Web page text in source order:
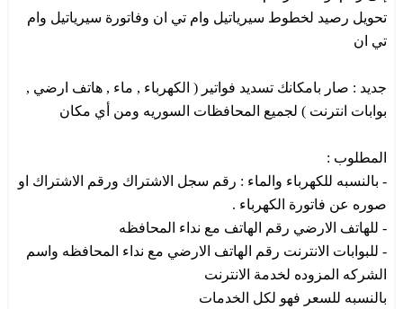
تحويل رصيد لخطوط سيرياتيل وام تي ان وفاتورة سيرياتيل وام
تي ان
جديد : صار بامكانك تسديد فواتير ( الكهرباء , ماء , هاتف ارضي ,
بوابات انترنت ) لجميع المحافظات السوريه ومن أي مكان
المطلوب :
- بالنسبه للكهرباء والماء : رقم سجل الاشتراك ورقم الاشتراك او
صوره عن فاتورة الكهرباء .
- للهاتف الارضي رقم الهاتف مع نداء المحافظه
- للبوابات الانترنت رقم الهاتف الارضي مع نداء المحافظه واسم
الشركه المزوده لخدمة الانترنت
بالنسبه للسعر فهو لكل الخدمات